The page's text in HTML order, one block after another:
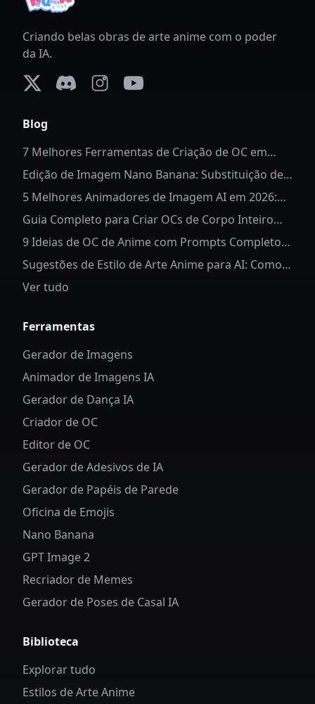
Criando belas obras de arte anime com o poder
da IA.
Blog
7 Melhores Ferramentas de Criação de OC em
Corpo Inteiro em 2026
Edição de Imagem Nano Banana: Substituição de
Fundo de Anime
5 Melhores Animadores de Imagem AI em 2026:
Dê Vida às Fotos
Guia Completo para Criar OCs de Corpo Inteiro
para Anime
9 Ideias de OC de Anime com Prompts Completos
de AI
Sugestões de Estilo de Arte Anime para AI: Como
Controlar Detalhes e Estilo dos Personagens
Ver tudo
Ferramentas
Gerador de Imagens
Animador de Imagens IA
Gerador de Dança IA
Criador de OC
Editor de OC
Gerador de Adesivos de IA
Gerador de Papéis de Parede
Oficina de Emojis
Nano Banana
GPT Image 2
Recriador de Memes
Gerador de Poses de Casal IA
Biblioteca
Explorar tudo
Estilos de Arte Anime